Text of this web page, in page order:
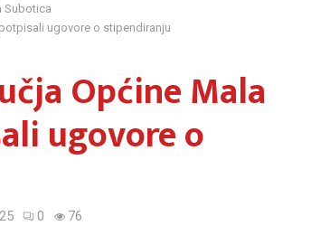
Subotica
ugovore o stipendiranju
Općine Mala
ugovore o
0 76